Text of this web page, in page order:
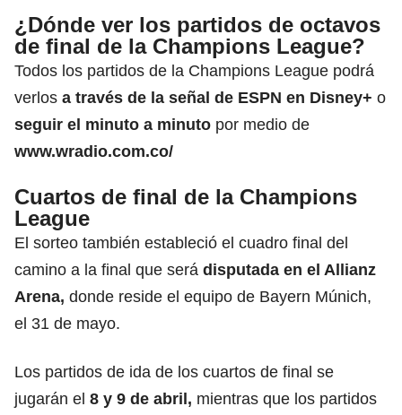
¿Dónde ver los partidos de octavos
de final de la Champions League?
Todos los partidos de la Champions League podrá
verlos a través de la señal de ESPN en Disney+ o
seguir el minuto a minuto por medio de
www.wradio.com.co/
Cuartos de final de la Champions
League
El sorteo también estableció el cuadro final del
camino a la final que será disputada en el Allianz
Arena, donde reside el equipo de Bayern Múnich,
el 31 de mayo.
Los partidos de ida de los cuartos de final se
jugarán el 8 y 9 de abril, mientras que los partidos